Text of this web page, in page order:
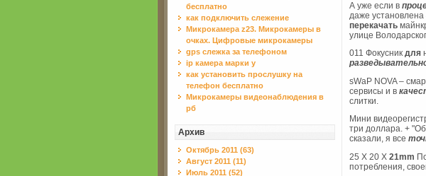
бесплатно
как подключить слежение
Микрокамера z23. Микрокамеры в
очках. Цифровые микрокамеры
gps слежка за телефоном
ip камера марки у
как установить прослушку на
телефон бесплатно
Микрокамеры видеонаблюдения в
рб
Архив
Октябрь 2011 (63)
Август 2011 (11)
Июль 2011 (52)
А уже если в
даже установлена
перекачать
улице
011 Фокусник для
sWaP NOVA –
сервисы и в
слитки.
Мини
три доллара. +
сказали, я все
25 X 20 X 21mm
потребления,